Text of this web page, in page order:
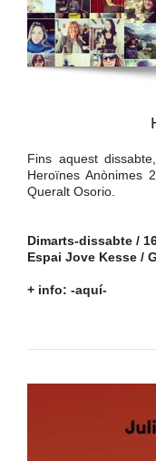
Fins aquest
Heroïnes Anònimes
Queralt Osorio.
Dimarts-dissabte /
Espai Jove Kesse /
+ info: -aquí-